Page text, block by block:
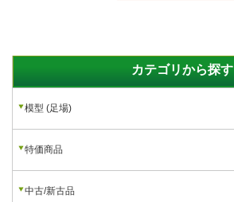
カテゴリから探す
模型 (足場)
特価商品
中古/新古品